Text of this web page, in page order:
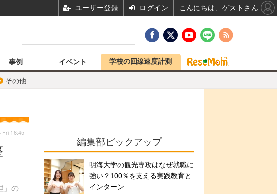
その他
事例 イベント 学校の回線速度計測
」の
Fri 16:45
編集部ピックアップ
明海大学の観光専攻はなぜ就職に
強い？100％を支える実践教育と
インターン
ユーザー登録 ログイン こんにちは、ゲストさん